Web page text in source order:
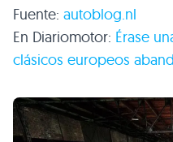
Fuente: autoblog.nl
En Diariomotor: Érase
clásicos europeos